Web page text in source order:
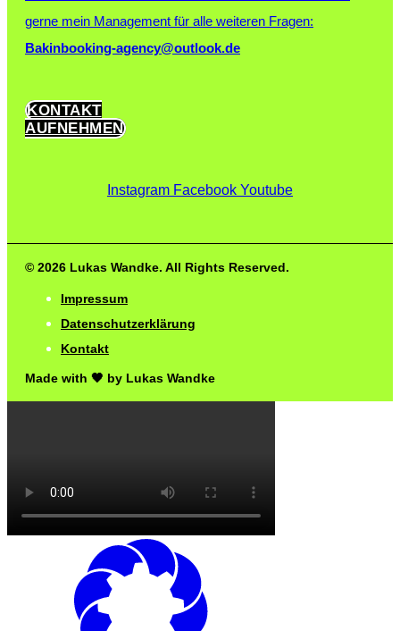
gerne mein Management für alle weiteren Fragen:
Bakinbooking-agency@outlook.de
KONTAKT
AUFNEHMEN
Instagram Facebook Youtube
© 2026 Lukas Wandke. All Rights Reserved.
Impressum
Datenschutzerklärung
Kontakt
Made with 🖤 by Lukas Wandke